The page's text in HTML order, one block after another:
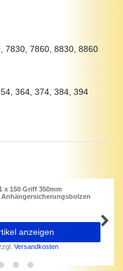
7830, 7860, 8830, 8860
364, 374, 384, 394
x 150 Griff 350mm
anzeigen
Versandkosten